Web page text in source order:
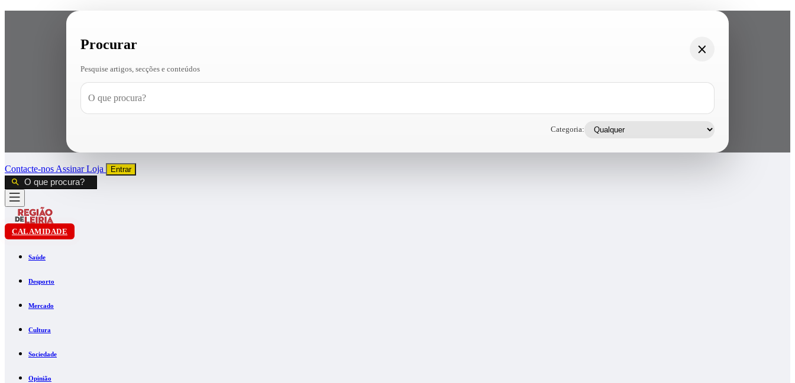
Procurar
Pesquise artigos, secções e conteúdos
Categoria:
Contacte-nos AssinarLoja Entrar
CALAMIDADE
Saúde
Desporto
Mercado
Cultura
Sociedade
Opinião